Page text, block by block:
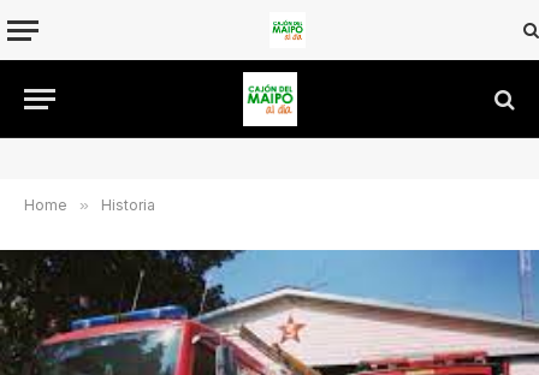
Home » Historia